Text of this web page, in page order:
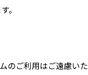
。
のご利用はご遠慮い